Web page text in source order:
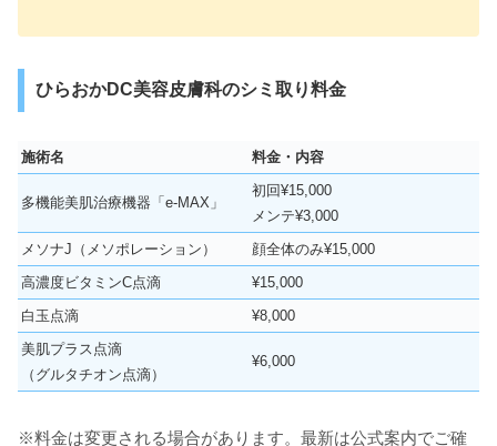
ひらおかDC美容皮膚科のシミ取り料金
施術名 料金・内容
多機能美肌治療機器「e-MAX」
初回¥15,000
メンテ¥3,000
メソナJ（メソポレーション）
顔全体のみ¥15,000
高濃度ビタミンC点滴
¥15,000
白玉点滴
¥8,000
美肌プラス点滴
（グルタチオン点滴）
¥6,000
※料金は変更される場合があります。最新は公式案内でご確